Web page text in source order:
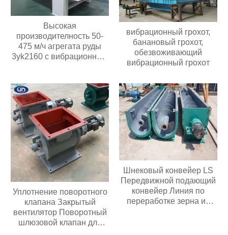
Высокая
производителность 50-
475 м/ч агрегата руды
3yk2160 с вибрационным
двигателя 30 кВт с 3
палубами
вибрационный грохот,
банановый грохот,
обезвоживающий
вибрационный грохот
Уплотнение поворотного
клапана Закрытый
вентилятор Поворотный
шлюзовой клапан для
Шнековый конвейер LS
Передвижной подающий
конвейер Линия по
переработке зерна из